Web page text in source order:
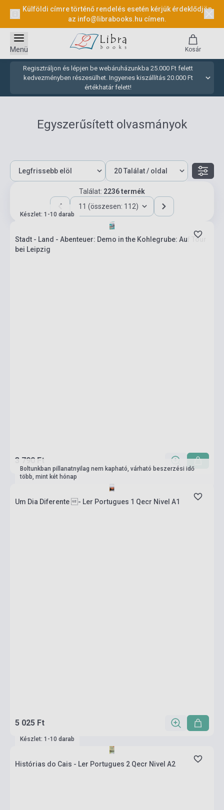
Külföldi címre történő rendelés esetén kérjük érdeklődjön
az info@librabooks.hu címen.
Regisztráljon és lépjen be webáruházunkba 25.000 Ft felett
kedvezményben részesülhet. Ingyenes kiszállítás 20.000 Ft
értékhatár felett!
Menü Kosár
Egyszerűsített olvasmányok
Találat: 2236 termék
11 (összesen: 112)
Készlet: 1-10 darab
Stadt - Land - Abenteuer: Demo in the Kohlegrube: Auf Tour
bei Leipzig
3 790 Ft
Boltunkban pillanatnyilag nem kapható, várható beszerzési idő
több, mint két hónap
Um Dia Diferente - Ler Portugues 1 Qecr Nivel A1
5 025 Ft
Készlet: 1-10 darab
Histórias do Cais - Ler Portugues 2 Qecr Nivel A2